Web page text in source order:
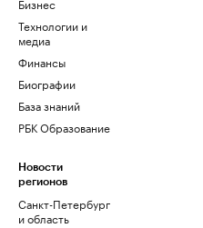
Бизнес
Технологии и
медиа
Финансы
Биографии
База знаний
РБК Образование
Новости
регионов
Санкт-Петербург
и область